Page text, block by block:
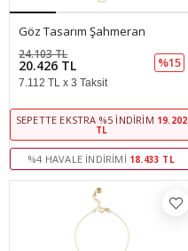
Göz Tasarım Şahmeran
20.426 TL
24.103 TL
%15
7.112 TL x 3 Taksit
SEPETTE EKSTRA %5 İNDIRIM 19.202
TL
%4 HAVALE İNDIRIMI 18.433 TL